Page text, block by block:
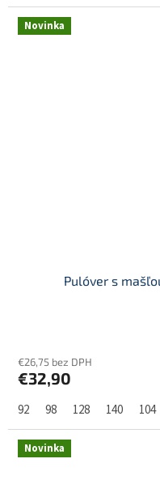
Novinka
Pulóver s
€26,75 bez DPH
€32,90
92 98 128 140 104
Novinka